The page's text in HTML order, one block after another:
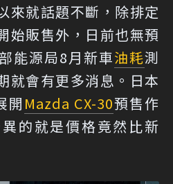
來就話題不斷，除排定
始販售外，日前也無預
能源局8月新車油耗測
就會有更多消息。日本
開 Mazda CX-30預售作
的就是價格竟然比新